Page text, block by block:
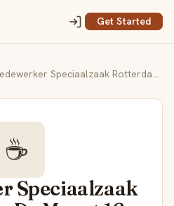
Get Started
Medewerker Speciaalzaak Rotterdam De Meent 16 uur
☕
Speciaalzaak